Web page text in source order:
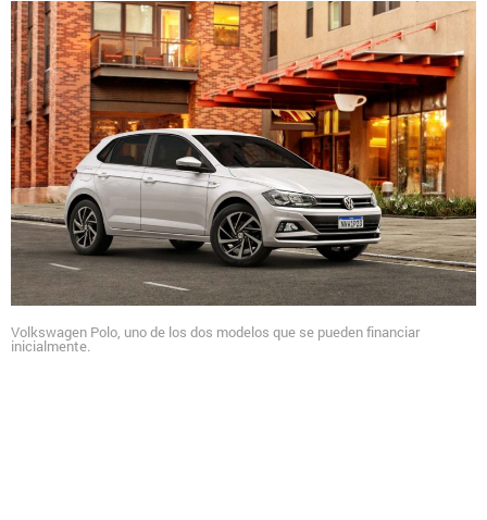
Volkswagen Polo, uno de los dos modelos que se pueden financiar
inicialmente.